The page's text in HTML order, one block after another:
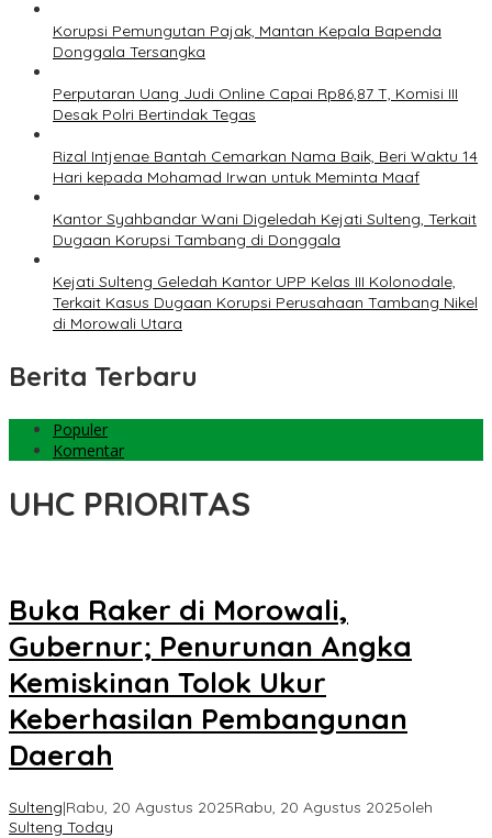
Korupsi Pemungutan Pajak, Mantan Kepala Bapenda
Donggala Tersangka
Perputaran Uang Judi Online Capai Rp86,87 T, Komisi III
Desak Polri Bertindak Tegas
Rizal Intjenae Bantah Cemarkan Nama Baik, Beri Waktu 14
Hari kepada Mohamad Irwan untuk Meminta Maaf
Kantor Syahbandar Wani Digeledah Kejati Sulteng, Terkait
Dugaan Korupsi Tambang di Donggala
Kejati Sulteng Geledah Kantor UPP Kelas III Kolonodale,
Terkait Kasus Dugaan Korupsi Perusahaan Tambang Nikel
di Morowali Utara
Berita Terbaru
Populer
Komentar
UHC PRIORITAS
Buka Raker di Morowali,
Gubernur; Penurunan Angka
Kemiskinan Tolok Ukur
Keberhasilan Pembangunan
Daerah
Sulteng|Rabu, 20 Agustus 2025Rabu, 20 Agustus 2025oleh
Sulteng Today